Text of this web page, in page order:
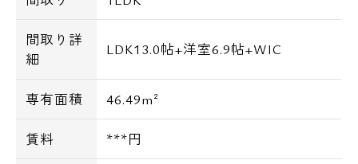
間取り詳
細
LDK13.0帖+洋室6.9帖+WIC
専有面積 46.49m²
賃料 ***円